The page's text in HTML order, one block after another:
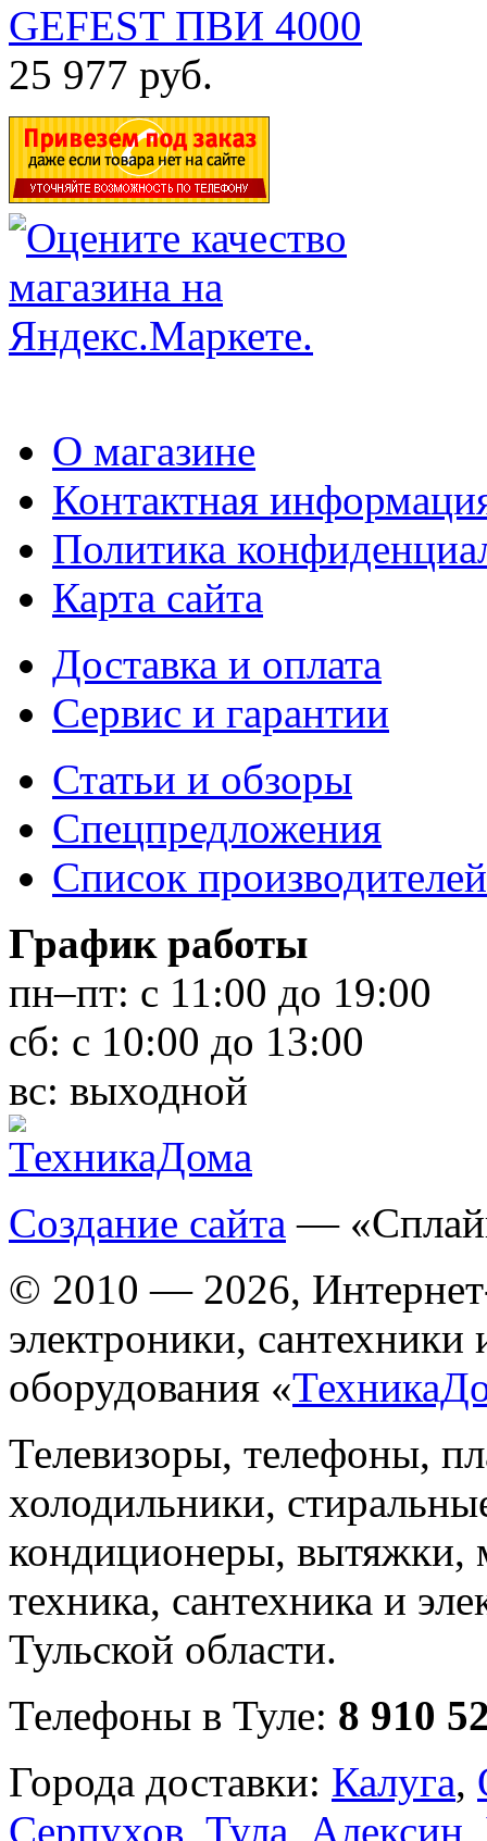
GEFEST ПВИ 4000
25 977 руб.
О магазине
Контактная
Политика
Карта сайта
Доставка и оплата
Сервис и гарантии
Статьи и обзоры
Спецпредложения
Список производителей
График работы
пн–пт: с 11:00 до 19:00
сб: с 10:00 до 13:00
вс: выходной
Создание сайта —
© 2010 — 2026,
электроники, сантехники
оборудования «
Телевизоры, телефоны,
холодильники,
кондиционеры, вытяжки,
техника, сантехника и
Тульской области.
Телефоны в Туле: 8 910
Города доставки: Калуга,
Серпухов Тула Алексин